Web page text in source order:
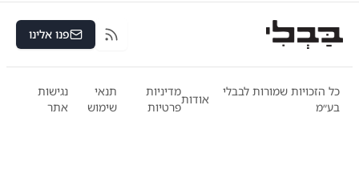
RSS פנו אלינו
כל הזכויות שמורות לבבלי
בע״מ
אודות
מדיניות
פרטיות
תנאי
שימוש
נגישות
אתר